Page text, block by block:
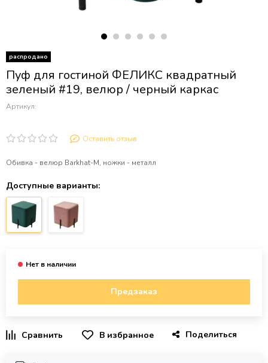
распродано
Пуф для гостиной ФЕЛИКС квадратный
зеленый #19, велюр / черный каркас
Артикул:
Оставить отзыв
Обивка - велюр Barkhat-M, ножки - металл
Доступные варианты:
Предзаказ
В избранное Поделиться